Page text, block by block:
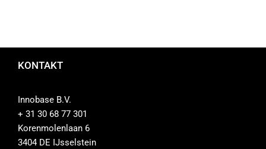
Menge
KONTAKT
Innobase B.V.
+ 31 30 68 77 301
Korenmolenlaan 6
3404 DE IJsselstein